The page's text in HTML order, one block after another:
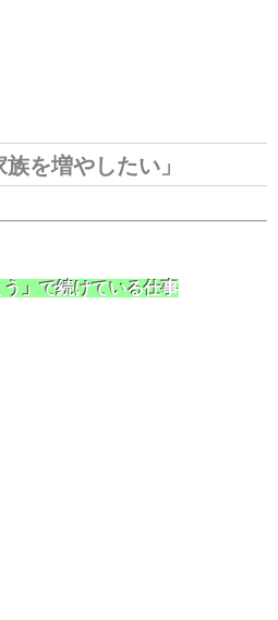
を増やしたい」
」で続けている仕事